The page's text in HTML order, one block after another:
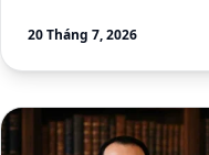
20 Tháng 7, 2026